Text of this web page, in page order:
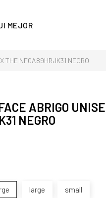
MEJOR
THE NF0A89HRJK31 NEGRO
ABRIGO
NEGRO
large small